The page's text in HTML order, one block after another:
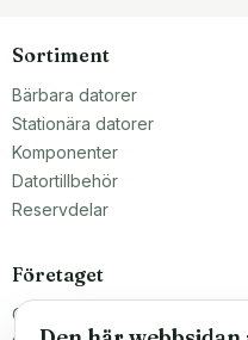
Sortiment
Bärbara datorer
Stationära datorer
Komponenter
Datortillbehör
Reservdelar
Företaget
Om oss